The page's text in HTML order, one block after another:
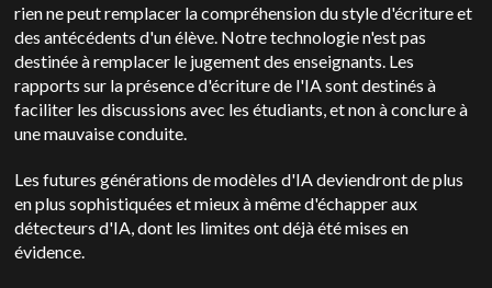
rien ne peut remplacer la compréhension du style d'écriture et
des antécédents d'un élève. Notre technologie n'est pas
destinée à remplacer le jugement des enseignants. Les
rapports sur la présence d'écriture de l'IA sont destinés à
faciliter les discussions avec les étudiants, et non à conclure à
une mauvaise conduite.
Les futures générations de modèles d'IA deviendront de plus
en plus sophistiquées et mieux à même d'échapper aux
détecteurs d'IA, dont les limites ont déjà été mises en
évidence.